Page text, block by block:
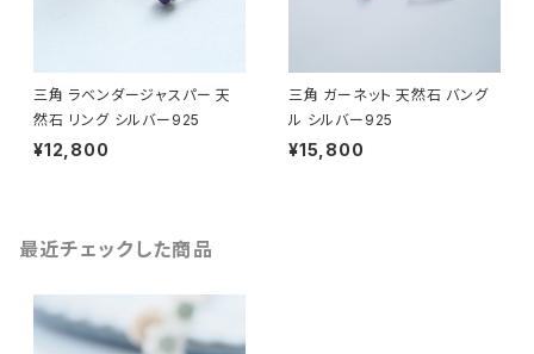
三角 ラベンダージャスパー 天
然石 リング シルバー925
¥12,800
三角 ガーネット 天然石 バング
ル シルバー925
¥15,800
最近チェックした商品